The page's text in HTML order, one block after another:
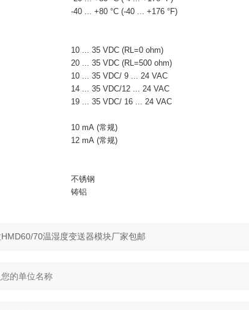
-40 ... +80 °C (-40 ... +176 °F)
10 ... 35 VDC (RL=0 ohm)
20 ... 35 VDC (RL=500 ohm)
10 ... 35 VDC/ 9 ... 24 VAC
14 ... 35 VDC/12 ... 24 VAC
19 ... 35 VDC/ 16 ... 24 VAC
10 mA (常规)
12 mA (常规)
不锈钢
铸铝